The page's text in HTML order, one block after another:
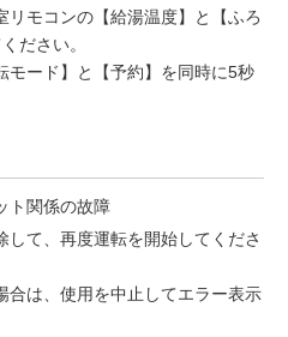
リモコンの【給湯温度】と【ふろ
ださい。
モード】と【予約】を同時に5秒
ト関係の故障
して、再度運転を開始してくださ
合は、使用を中止してエラー表示